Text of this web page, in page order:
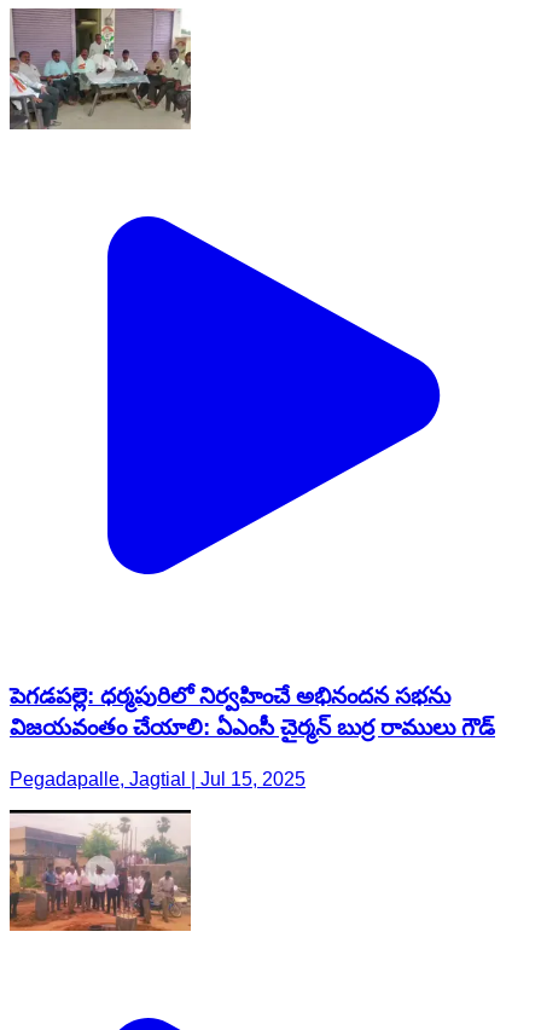
పెగడపల్లె: ధర్మపురిలో నిర్వహించే అభినందన సభను
విజయవంతం చేయాలి: ఏఎంసీ చైర్మన్ బుర్ర రాములు గౌడ్
Pegadapalle, Jagtial | Jul 15, 2025